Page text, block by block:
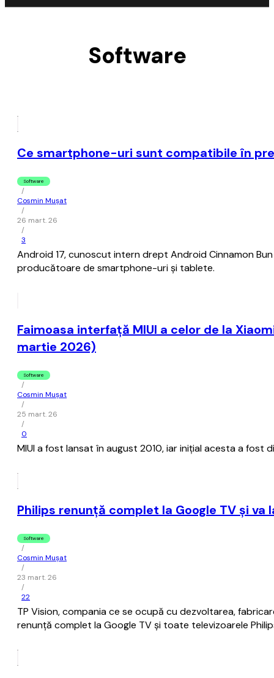
Software
Ce smartphone-uri sunt compatibile în
Software
/
Cosmin Mușat
/
26 mart. 26
/
3
Android 17, cunoscut intern drept Android Cinnamon
producătoare de smartphone-uri şi tablete.
Faimoasa interfaţă MIUI a celor de la
martie 2026)
Software
/
Cosmin Mușat
/
25 mart. 26
/
0
MIUI a fost lansat în august 2010, iar iniţial acesta a
Philips renunţă complet la Google TV şi va
Software
/
Cosmin Mușat
/
23 mart. 26
/
22
TP Vision, compania ce se ocupă cu dezvoltarea,
renunţă complet la Google TV şi toate televizoarele